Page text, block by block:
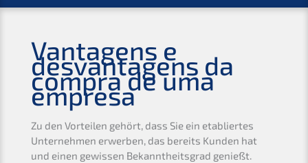
Vanta­gens e
desvan­ta­gens da
compra de uma
empresa
Zu den Vortei­len gehört, dass Sie ein etablier­tes
Unter­neh­men erwer­ben, das bereits Kunden hat
und einen gewis­sen Bekannt­heits­grad genießt.